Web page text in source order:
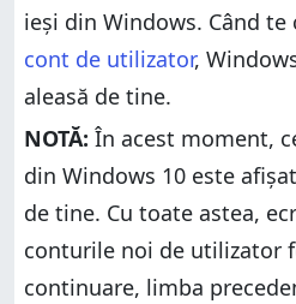
ieși din Windows. Când te
cont de utilizator,
aleasă de tine.
NOTĂ: În acest moment,
din Windows 10 este
de tine. Cu toate astea,
conturile noi de utilizator
continuare, limba